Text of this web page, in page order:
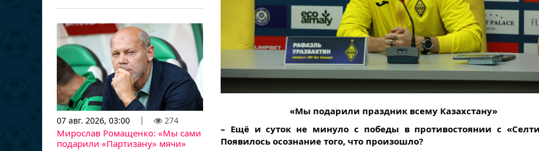
07 авг. 2026, 03:00 274
Мирослав Ромащенко: «Мы сами
подарили «Партизану» мячи»
«Мы подарили праздник всему Казахстану»
– Ещё и суток не минуло с победы в противостоянии с
Появилось осознание того, что произошло?